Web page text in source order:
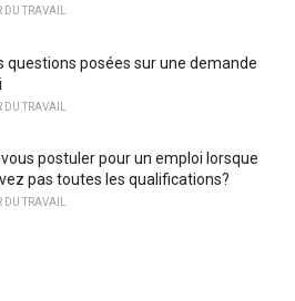
TRAVAIL
questions posées sur une demande
TRAVAIL
postuler pour un emploi lorsque
pas toutes les qualifications?
DU TRAVAIL